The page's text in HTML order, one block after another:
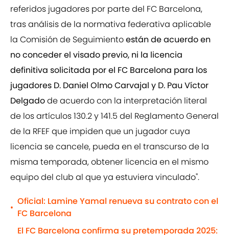
referidos jugadores por parte del FC Barcelona,
tras análisis de la normativa federativa aplicable
la Comisión de Seguimientoestán de acuerdo en
no conceder el visado previo, ni la licencia
definitiva solicitada por el FC Barcelona para los
jugadores D. Daniel Olmo Carvajal y D. Pau Víctor
Delgadode acuerdo con la interpretación literal
de los artículos 130.2 y 141.5 del Reglamento General
de la RFEF que impiden que un jugador cuya
licencia se cancele, pueda en el transcurso de la
misma temporada, obtener licencia en el mismo
equipo del club al que ya estuviera vinculado".
•
Oficial: Lamine Yamal renueva su contrato con el
FC Barcelona
El FC Barcelona confirma su pretemporada 2025: